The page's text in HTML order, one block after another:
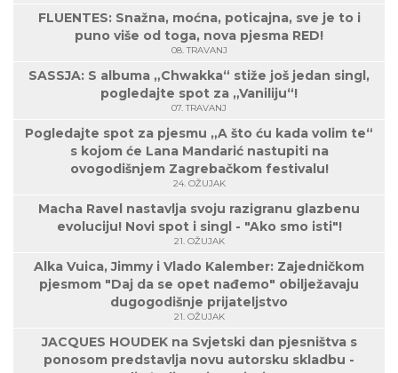
FLUENTES: Snažna, moćna, poticajna, sve je to i
puno više od toga, nova pjesma RED!
08. TRAVANJ
SASSJA: S albuma „Chwakka“ stiže još jedan singl,
pogledajte spot za „Vaniliju“!
07. TRAVANJ
Pogledajte spot za pjesmu „A što ću kada volim te“
s kojom će Lana Mandarić nastupiti na
ovogodišnjem Zagrebačkom festivalu!
24. OŽUJAK
Macha Ravel nastavlja svoju razigranu glazbenu
evoluciju! Novi spot i singl - "Ako smo isti"!
21. OŽUJAK
Alka Vuica, Jimmy i Vlado Kalember: Zajedničkom
pjesmom "Daj da se opet nađemo" obilježavaju
dugogodišnje prijateljstvo
21. OŽUJAK
JACQUES HOUDEK na Svjetski dan pjesništva s
ponosom predstavlja novu autorsku skladbu -